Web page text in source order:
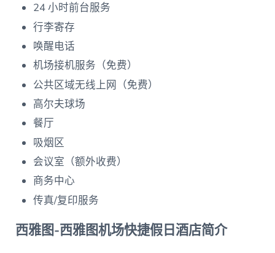
24 小时前台服务
行李寄存
唤醒电话
机场接机服务（免费）
公共区域无线上网（免费）
高尔夫球场
餐厅
吸烟区
会议室（额外收费）
商务中心
传真/复印服务
西雅图-西雅图机场快捷假日酒店简介